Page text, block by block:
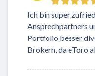
Ich bin super
Ansprechpartners
Portfolio besser
Brokern, da eToro